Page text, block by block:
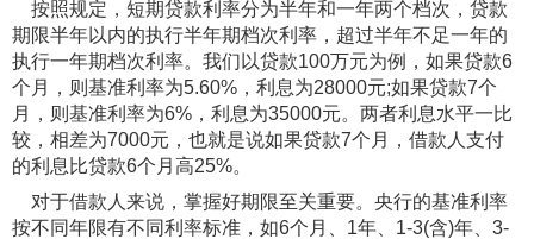
按照规定，短期贷款利率分为半年和一年两个档次，贷款
期限半年以内的执行半年期档次利率，超过半年不足一年的
执行一年期档次利率。我们以贷款100万元为例，如果贷款6
个月，则基准利率为5.60%，利息为28000元;如果贷款7个
月，则基准利率为6%，利息为35000元。两者利息水平一比
较，相差为7000元，也就是说如果贷款7个月，借款人支付
的利息比贷款6个月高25%。
对于借款人来说，掌握好期限至关重要。央行的基准利率
按不同年限有不同利率标准，如6个月、1年、1-3(含)年、3-